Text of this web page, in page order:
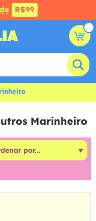
R$99
Marinheiro